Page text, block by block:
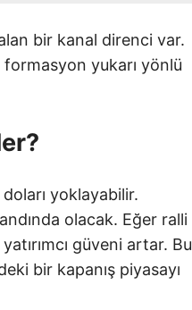
bir kanal direnci var.
formasyon yukarı yönlü
yoklayabilir.
olacak. Eğer ralli
güveni artar. Bu
bir kapanış piyasayı